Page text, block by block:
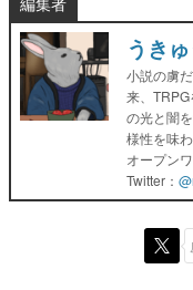
うきゅ
小説の虜
来、
の光と闇
様性を味
オープン
Twitter：